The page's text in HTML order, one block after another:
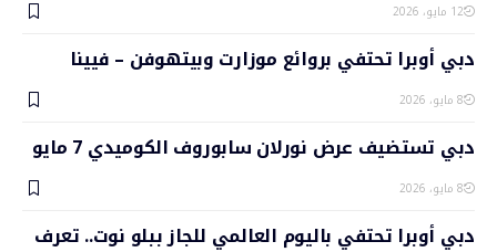
12 مايو، 2026
دبي أوبرا تحتفي بروائع موزارت وبيتهوفن – فيينا
8 مايو، 2026
دبي تستضيف عرض نورلان سابوروف الكوميدي 7 مايو
8 مايو، 2026
دبي أوبرا تحتفي باليوم العالمي للجاز ببلو نوت.. تعرف